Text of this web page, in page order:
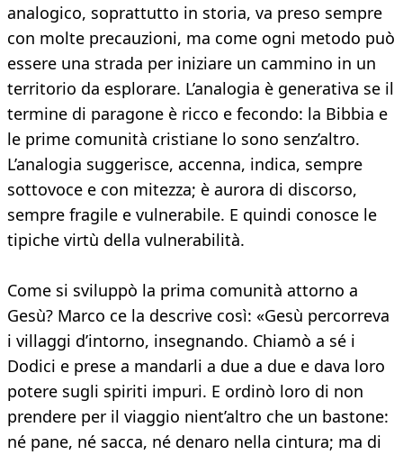
analogico, soprattutto in storia, va preso sempre
con molte precauzioni, ma come ogni metodo può
essere una strada per iniziare un cammino in un
territorio da esplorare. L’analogia è generativa se il
termine di paragone è ricco e fecondo: la Bibbia e
le prime comunità cristiane lo sono senz’altro.
L’analogia suggerisce, accenna, indica, sempre
sottovoce e con mitezza; è aurora di discorso,
sempre fragile e vulnerabile. E quindi conosce le
tipiche virtù della vulnerabilità.
Come si sviluppò la prima comunità attorno a
Gesù? Marco ce la descrive così: «Gesù percorreva
i villaggi d’intorno, insegnando. Chiamò a sé i
Dodici e prese a mandarli a due a due e dava loro
potere sugli spiriti impuri. E ordinò loro di non
prendere per il viaggio nient’altro che un bastone:
né pane, né sacca, né denaro nella cintura; ma di